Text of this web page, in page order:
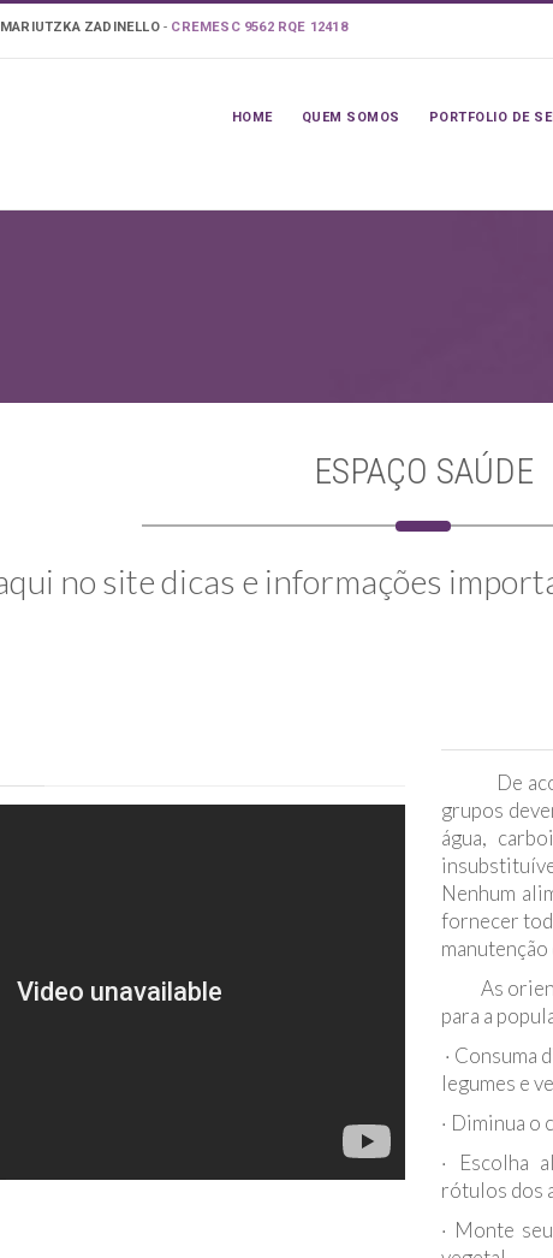
ZADINELLO- CREMESC 9562 RQE 12418
HOME QUEM SOMOS PORTFOLIO DE
ESPAÇO SAÚDE
no site dicas e informações
De
grupos
água,
Nenhum
fornecer
manutenção
As
para a
· Consuma
legumes e
· Diminua o
· Escolha
rótulos dos
· Monte